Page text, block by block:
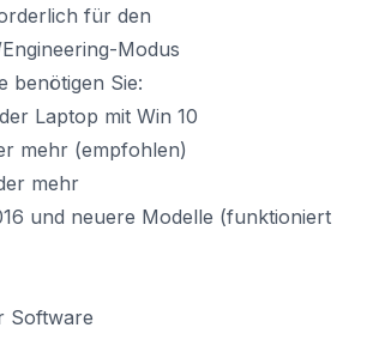
für den
Modus
benötigen Sie:
Laptop mit Win 10
mehr (empfohlen)
mehr
und neuere Modelle (funktioniert
Software